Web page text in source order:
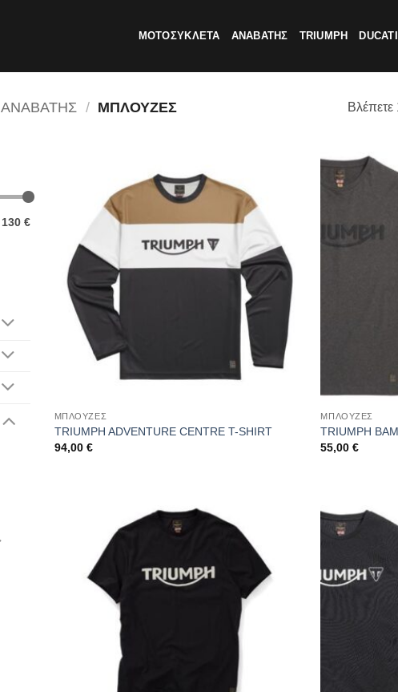
ΜΟΤΟΣΥΚΛΕΤΑ ΑΝΑΒΑΤΗΣ TRIUMPH DUCATI
ΑΝΑΒΑΤΗΣ / ΜΠΛΟΥΖΕΣ
130 €
ΜΠΛΟΥΖΕΣ
TRIUMPH ADVENTURE CENTRE T-SHIRT
94,00 €
ΜΠΛΟΥΖΕΣ
TRIUMPH
55,00€